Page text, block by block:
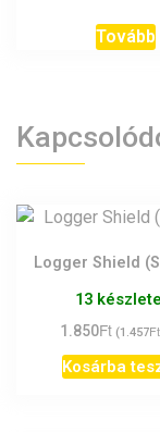
Tovább
Logger Shield
13
1.850Ft (1.457Ft
Kosárba